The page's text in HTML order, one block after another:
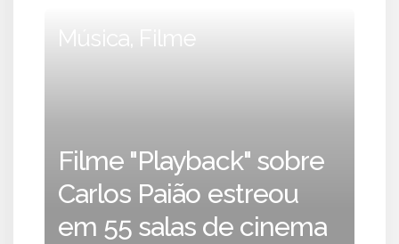
Música, Filme
Filme "Playback" sobre
Carlos Paião estreou
em 55 salas de cinema